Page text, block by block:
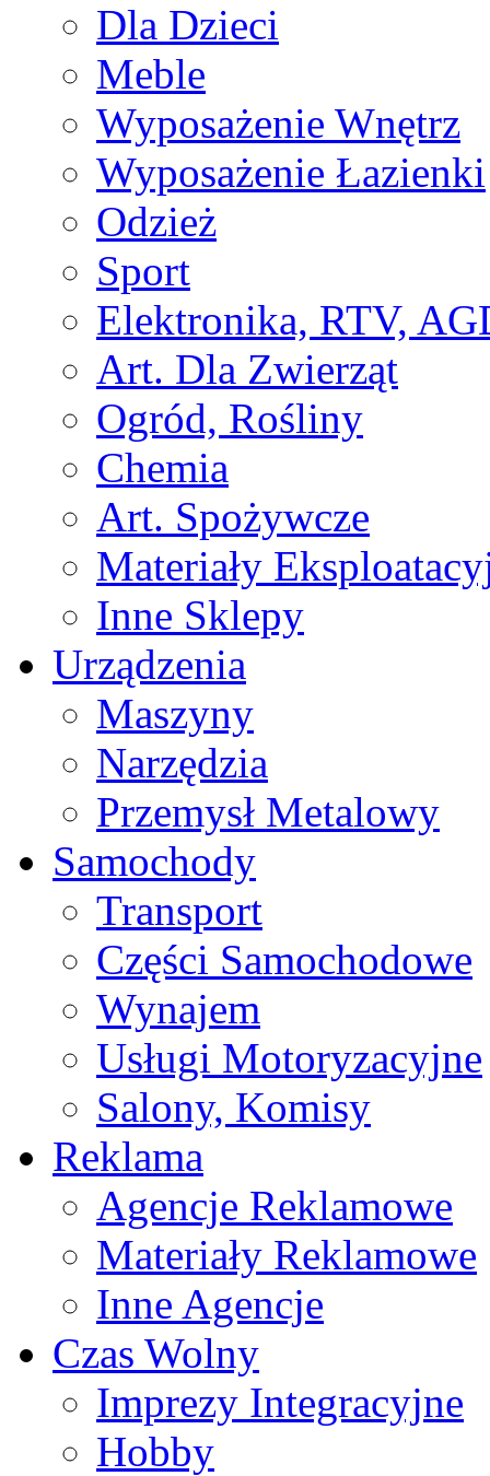
Dla Dzieci
Meble
Wyposażenie Wnętrz
Wyposażenie Łazienki
Odzież
Sport
Elektronika, RTV,
Art. Dla Zwierząt
Ogród, Rośliny
Chemia
Art. Spożywcze
Materiały
Inne Sklepy
Urządzenia
Maszyny
Narzędzia
Przemysł Metalowy
Samochody
Transport
Części Samochodowe
Wynajem
Usługi Motoryzacyjne
Salony, Komisy
Reklama
Agencje Reklamowe
Materiały Reklamowe
Inne Agencje
Czas Wolny
Imprezy Integracyjne
Hobby